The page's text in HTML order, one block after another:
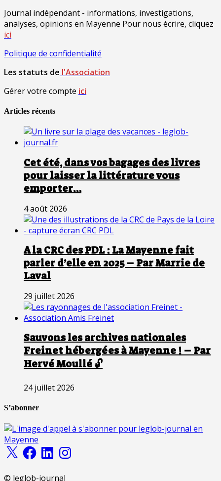
Journal indépendant - informations, investigations,
analyses, opinions en Mayenne Pour nous écrire, cliquez
ici
Politique de confidentialité
Les statuts de l'Association
Gérer votre compte ici
Articles récents
Cet été, dans vos bagages des livres
pour laisser la littérature vous
emporter…
4 août 2026
A la CRC des PDL : La Mayenne fait
parler d’elle en 2025 – Par Marrie de
Laval
29 juillet 2026
Sauvons les archives nationales
Freinet hébergées à Mayenne ! – Par
Hervé Moullé 🔓
24 juillet 2026
S’abonner
X FacebookLinkedInInstagram
© leglob-journal